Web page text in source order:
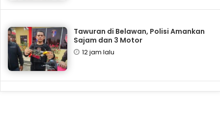
Tawuran di Belawan, Polisi Amankan
Sajam dan 3 Motor
12 jam lalu